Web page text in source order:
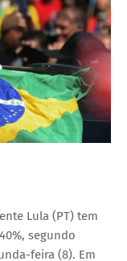
Lula (PT) tem
segundo
feira (8). Em